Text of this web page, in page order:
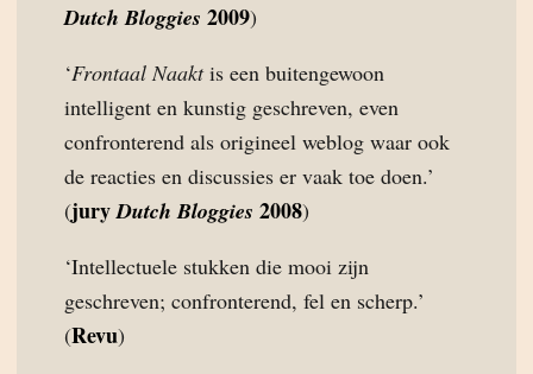
Dutch Bloggies 2009)
‘Frontaal Naaktis een buitengewoon
intelligent en kunstig geschreven, even
confronterend als origineel weblog waar ook
de reacties en discussies er vaak toe doen.’
(juryDutch Bloggies 2008)
‘Intellectuele stukken die mooi zijn
geschreven; confronterend, fel en scherp.’
(Revu)